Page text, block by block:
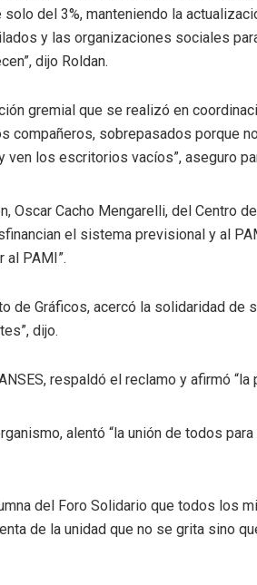
del 3%, manteniendo la
y las organizaciones sociales
dijo Roldan.
gremial que se realizó en
compañeros, sobrepasados porque
ven los escritorios vacíos”, aseguro
Oscar Cacho Mengarelli, del Centro
el sistema previsional y al
al PAMI”.
de Gráficos, acercó la solidaridad
dijo.
respaldó el reclamo y afirmó
alentó “la unión de todos
del Foro Solidario que todos los
de la unidad que no se grita sino